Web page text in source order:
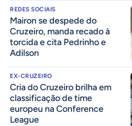
REDES SOCIAIS
Mairon se despede do
Cruzeiro, manda recado à
torcida e cita Pedrinho e
Adilson
EX-CRUZEIRO
Cria do Cruzeiro brilha em
classificação de time
europeu na Conference
League